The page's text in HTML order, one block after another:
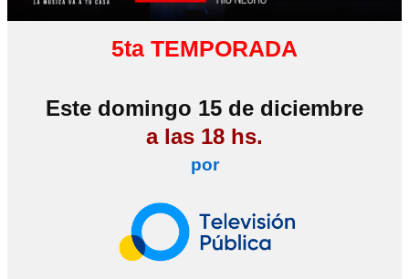
5ta TEMPORADA
Este domingo 15 de diciembre
a las 18 hs.
por